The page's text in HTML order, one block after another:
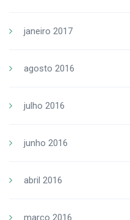
janeiro 2017
agosto 2016
julho 2016
junho 2016
abril 2016
março 2016